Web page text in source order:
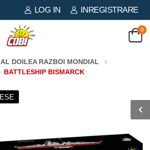
LOG IN INREGISTRARE
0
AL DOILEA RAZBOI MONDIAL
BATTLESHIP BISMARCK